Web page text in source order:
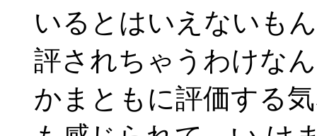
いるとはいえないも
評されちゃうわけな
かまともに評価する